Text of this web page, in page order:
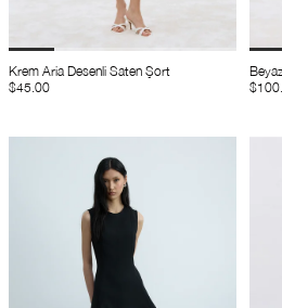
Krem Aria Desenli Saten Şort
$45.00